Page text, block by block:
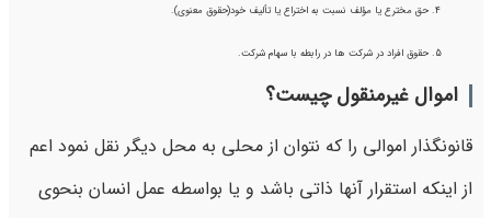
حق مخترع یا مؤلف نسبت به اختراع یا تألیف خود(حقوق معنوی).
حقوق افراد در شرکت ها در رابطه با سهام شرکت.
اموال غیرمنقول چیست؟
قانونگذار اموالی را که نتوان از محلی به محل دیگر نقل نمود اعم
از اینکه استقرار آنها ذاتی باشد و یا بواسطه عمل انسان بنحوی